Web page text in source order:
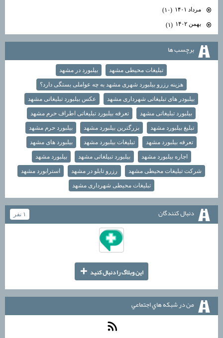
مرداد ۱۴۰۱
(۱۰)
بهمن ۱۴۰۲
(۱)
برچسب ها
تبلیغات محیطی مشهد بیلبورد در مشهد
هزینه رزرو بیلبورد شهری مشهد به چه عواملی بستگی دارد؟
بیلبودر های تبلیغاتی شهرداری مشهد عکس بیلبورد تبلیغاتی مشهد
بیلبورد تبلیغاتی مشهد تعرفه بیلبورد تبلیغاتی اطراف حرم مشهد
تبلیغ بیلبورد مشهد بزرگترین بیلبورد مشهد بیلبورد حرم مشهد
تعرفه بیلبورد مشهد تبلیغات بیلبورد مشهد بیلبورد های مشهد
اجاره بیلبورد مشهد بیلبورد تبیلغاتی مشهد بیلبورد مشهد
شرکت تبلیغات محیطی مشهد رزرو تابلو در مشهد استرابورد مشهد
تبلیغات محیطی شهرداری مشهد
دنبال كنندگان ۱ نفر
اين وبلاگ را دنبال كنيد +
من در شبكه هاي اجتماعي